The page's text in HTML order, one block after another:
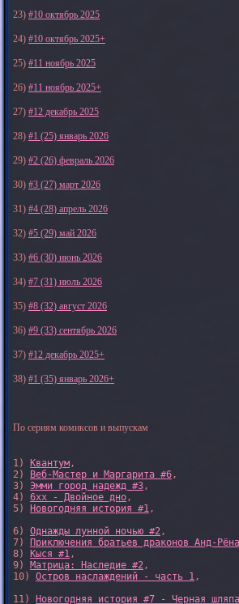
23) #10 октябрь 2025
24) #10 октябрь 2025+
25) #11 ноябрь 2025
26) #11 ноябрь 2025+
27) #12 декабрь 2025
28) #1 (25) январь 2026
29) #2 (26) февраль 2026
30) #3 (27) март 2026
31) #4 (28) апрель 2026
32) #5 (29) май 2026
33) #6 (30) июнь 2026
34) #7 (31) июль 2026
35) #8 (32) август 2026
36) #9 (33) сентябрь 2026
37) #12 декабрь 2025+
38) #1 (35) январь 2026+
По сериям комиксов и выпускам
1) Квантум,
2)
Веб-Мастер и Маргарита #6,
3) Эмми город надежд #3,
4) 6xx - Двойное дно,
5)
Новогодняя история #1,
6) Однажды лунной ночью #2,
7)
Приключения братьев драконов Анд-
8)
Кыся #1,
9) Матрица: Наследие #2,
10) Остров наслаждений - часть 1,
11)
Новогодняя история #7 - Черная